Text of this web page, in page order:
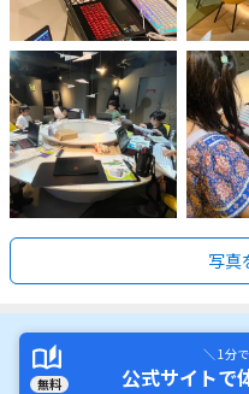
写真
無料
＼ 1分
公式サイトで